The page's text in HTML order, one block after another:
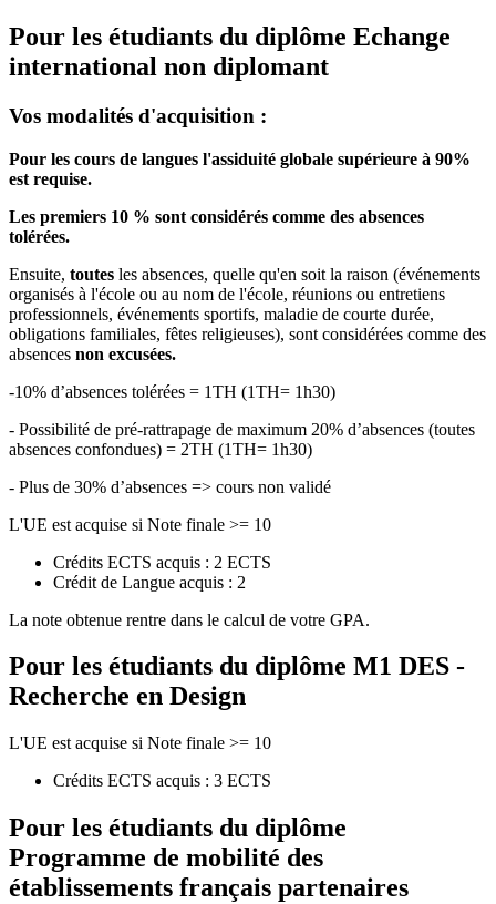
Pour les étudiants du diplôme Echange
international non diplomant
Vos modalités d'acquisition :
Pour les cours de langues l'assiduité globale supérieure à 90%
est requise.
Les premiers 10 % sont considérés comme des absences
tolérées.
Ensuite, toutes les absences, quelle qu'en soit la raison (événements
organisés à l'école ou au nom de l'école, réunions ou entretiens
professionnels, événements sportifs, maladie de courte durée,
obligations familiales, fêtes religieuses), sont considérées comme des
absences non excusées.
-10% d’absences tolérées = 1TH (1TH= 1h30)
- Possibilité de pré-rattrapage de maximum 20% d’absences (toutes
absences confondues) = 2TH (1TH= 1h30)
- Plus de 30% d’absences => cours non validé
L'UE est acquise si Note finale >= 10
Crédits ECTS acquis : 2 ECTS
Crédit de Langue acquis : 2
La note obtenue rentre dans le calcul de votre GPA.
Pour les étudiants du diplôme M1 DES -
Recherche en Design
L'UE est acquise si Note finale >= 10
Crédits ECTS acquis : 3 ECTS
Pour les étudiants du diplôme
Programme de mobilité des
établissements français partenaires